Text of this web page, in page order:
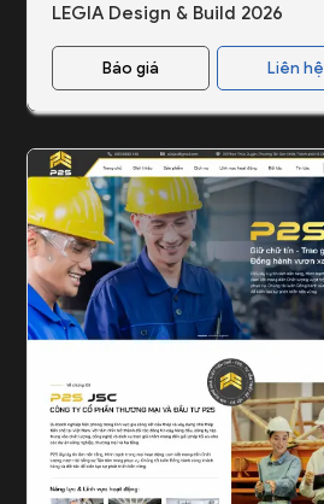
LEGIA Design & Build 2026
Báo giá Liên hệ